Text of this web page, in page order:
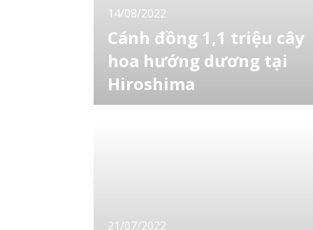
14/08/2022
Cánh đồng 1,1 triệu cây
hoa hướng dương tại
Hiroshima
Cách đây 27 năm, những người nông dân địa
21/07/2022